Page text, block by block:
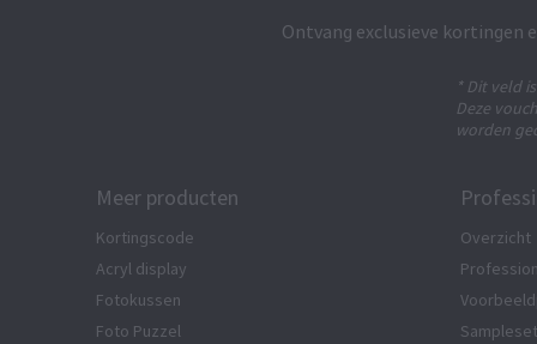
Ontvang exclusieve kortingen
* Dit veld
Deze
worden
Meer producten
Kortingscode
Acryl display
Fotokussen
Foto Puzzel
Overzicht
Sampleset